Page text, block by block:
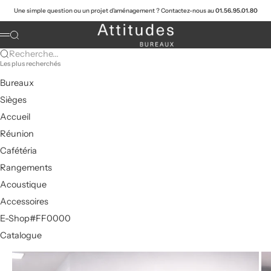
Une simple question ou un projet d'aménagement ? Contactez-nous au01.56.95.01.80
Attitudes Bureaux
Menu
Recherche
Recherche...
Les plus recherchés
Bureaux
Sièges
Accueil
Réunion
Cafétéria
Rangements
Acoustique
Accessoires
E-Shop#FF0000
Catalogue